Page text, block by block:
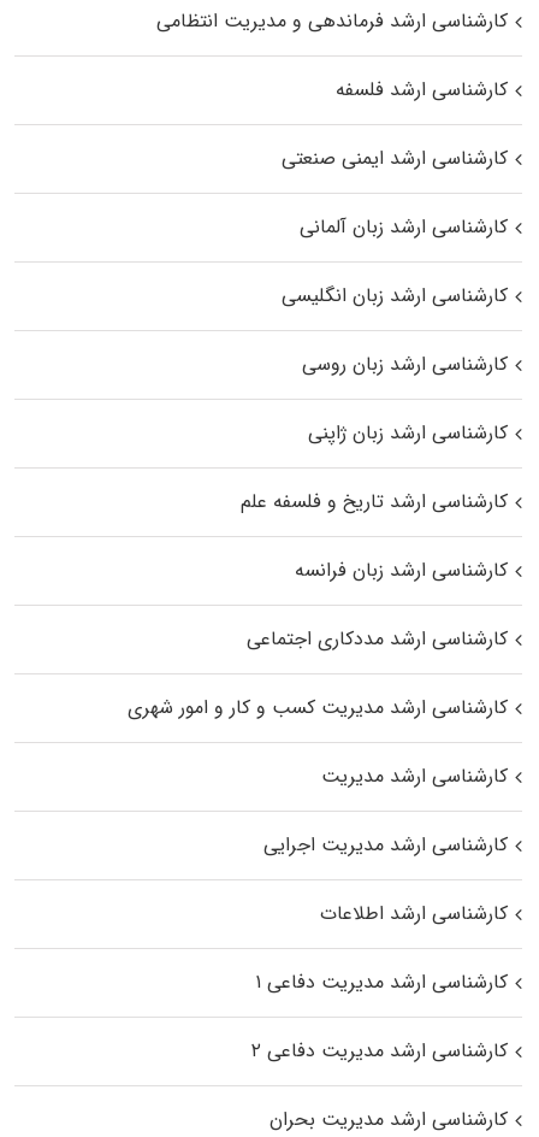
کارشناسی ارشد فرماندهی و مدیریت انتظامی
کارشناسی ارشد فلسفه
کارشناسی ارشد ایمنی صنعتی
کارشناسی ارشد زبان آلمانی
کارشناسی ارشد زبان انگلیسی
کارشناسی ارشد زبان روسی
کارشناسی ارشد زبان ژاپنی
کارشناسی ارشد تاریخ و فلسفه علم
کارشناسی ارشد زبان فرانسه
کارشناسی ارشد مددکاری اجتماعی
کارشناسی ارشد مدیریت کسب و کار و امور شهری
کارشناسی ارشد مدیریت
کارشناسی ارشد مدیریت اجرایی
کارشناسی ارشد اطلاعات
کارشناسی ارشد مدیریت دفاعی ۱
کارشناسی ارشد مدیریت دفاعی ۲
کارشناسی ارشد مدیریت بحران